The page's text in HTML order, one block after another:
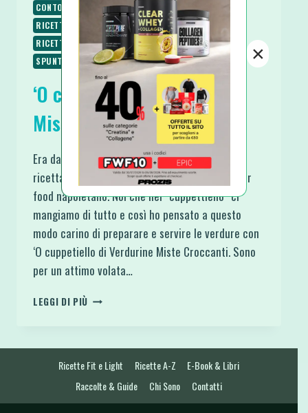
CONTORNI PALEO
RICETTE
RICETTE CHETOGENICHE
RICETTE LOW CARB
RICETTE SENZA GLUTINE
RICETTE VEGETARIANE
SPUNTINI E SNACKS
‘O cuppetiello di Verdurine
Miste Croccanti
Era da tempo che volevo provare a fare una
ricetta così, poi mi è tornato alla mente il finger
food napoletano. Noi che nel “cuppettiello” ci
mangiamo di tutto e così ho pensato a questo
modo carino di preparare e servire le verdure con
‘O cuppetiello di Verdurine Miste Croccanti. Sono
per un attimo volata…
LEGGI DI PIÙ
CROCCANTI
Ricette Fit e Light Ricette A-Z
E-Book & Libri
Raccolte & Guide
Chi Sono Contatti
×